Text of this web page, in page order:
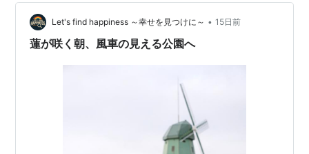
Let's find happiness ～幸せを見つけに～ • 15日前
蓮が咲く朝、風車の見える公園へ